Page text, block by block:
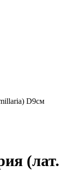
D9см
(лат.